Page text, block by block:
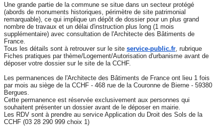
Une grande partie de la commune se situe dans un secteur protégé
(abords de monuments historiques, périmètre de site patrimonial
remarquable), ce qui implique un dépôt de dossier pour un plus grand
nombre de travaux et un délai d'instruction plus long (1 mois
supplémentaire) avec consultation de l'Architecte des Bâtiments de
France.
Tous les détails sont à retrouver sur le site service-public.fr , rubrique
Fiches pratiques par thème/Logement/Autorisation d'urbanisme avant de
déposer votre dossier sur le site de la CCHF.
Les permanences de l'Architecte des Bâtiments de France ont lieu 1 fois
par mois au siège de la CCHF - 468 rue de la Couronne de Bierne - 59380
Bergues.
Cette permanence est réservée exclusivement aux personnes qui
souhaitent présenter un dossier avant de le déposer en mairie.
Les RDV sont à prendre au service Application du Droit des Sols de la
CCHF (03 28 290 999 choix 1)